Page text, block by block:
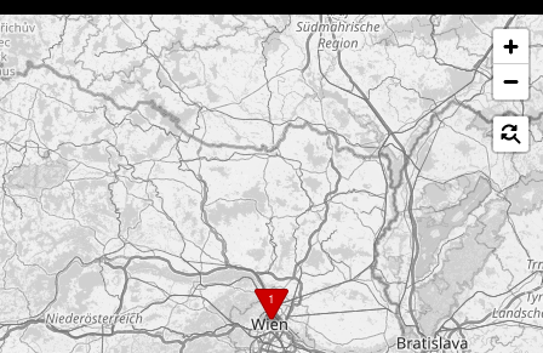
Passer la carte
1